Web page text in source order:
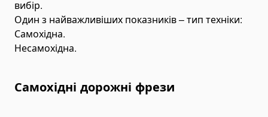
Hydraulic Flange Spreaders
Pipe Expanders
Баки на тягачі
Комплектуючі для баків
вибір.
Один з найважливіших показників – тип техніки:
Самохідна.
Несамохідна.
Самохідні дорожні фрези